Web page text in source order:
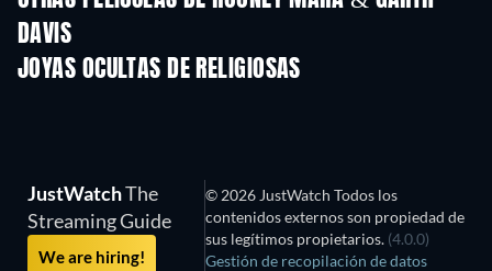
DAVIS
JOYAS OCULTAS DE RELIGIOSAS
TV
JustWatchThe
Streaming Guide
We are hiring!
© 2026 JustWatch Todos los
contenidos externos son propiedad de
sus legítimos propietarios. (4.0.0)
Gestión de recopilación de datos